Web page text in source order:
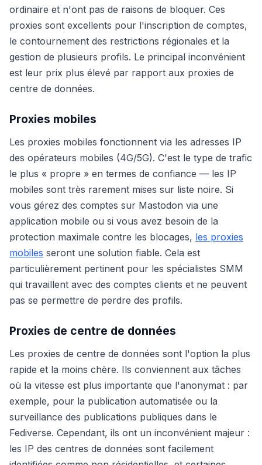
ordinaire et n'ont pas de raisons de bloquer. Ces
proxies sont excellents pour l'inscription de comptes,
le contournement des restrictions régionales et la
gestion de plusieurs profils. Le principal inconvénient
est leur prix plus élevé par rapport aux proxies de
centre de données.
Proxies mobiles
Les proxies mobiles fonctionnent via les adresses IP
des opérateurs mobiles (4G/5G). C'est le type de trafic
le plus « propre » en termes de confiance — les IP
mobiles sont très rarement mises sur liste noire. Si
vous gérez des comptes sur Mastodon via une
application mobile ou si vous avez besoin de la
protection maximale contre les blocages, les proxies
mobiles seront une solution fiable. Cela est
particulièrement pertinent pour les spécialistes SMM
qui travaillent avec des comptes clients et ne peuvent
pas se permettre de perdre des profils.
Proxies de centre de données
Les proxies de centre de données sont l'option la plus
rapide et la moins chère. Ils conviennent aux tâches
où la vitesse est plus importante que l'anonymat : par
exemple, pour la publication automatisée ou la
surveillance des publications publiques dans le
Fediverse. Cependant, ils ont un inconvénient majeur :
les IP des centres de données sont facilement